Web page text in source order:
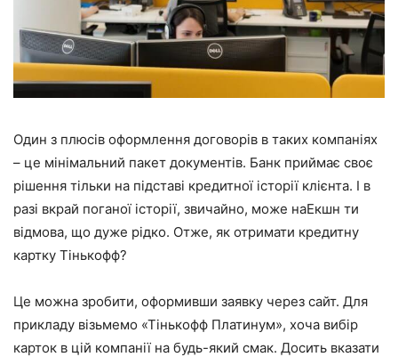
Один з плюсів оформлення договорів в таких компаніях
– це мінімальний пакет документів. Банк приймає своє
рішення тільки на підставі кредитної історії клієнта. І в
разі вкрай поганої історії, звичайно, може наЕкшн ти
відмова, що дуже рідко. Отже, як отримати кредитну
картку Тінькофф?
Це можна зробити, оформивши заявку через сайт. Для
прикладу візьмемо «Тінькофф Платинум», хоча вибір
карток в цій компанії на будь-який смак. Досить вказати